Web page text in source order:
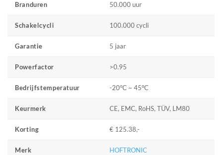
Branduren 50.000 uur
Schakelcycli 100.000 cycli
Garantie 5 jaar
Powerfactor >0.95
Bedrijfstemperatuur -20°C ~ 45°C
Keurmerk CE, EMC, RoHS, TÜV, LM80
Korting € 125.38,-
Merk HOFTRONIC